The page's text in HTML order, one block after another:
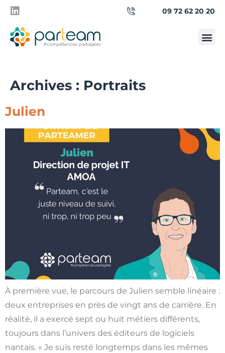
09 72 62 20 20
Archives : Portraits
Julien
À première vue, le parcours de Julien semble linéaire :
deux entreprises en près de vingt ans de carrière. En
réalité, il a exercé sept ou huit métiers différents,
toujours dans l’univers des éditeurs de logiciels
nantais. « Je suis resté longtemps dans les mêmes